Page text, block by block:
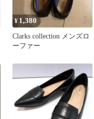
¥ 1,380
Clarks collection メンズロ
ーファー